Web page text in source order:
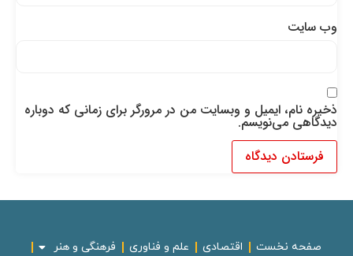
وب‌ سایت
ذخیره نام، ایمیل و وبسایت من در مرورگر برای زمانی که دوباره
دیدگاهی می‌نویسم.
صفحه نخست اقتصادی علم و فناوری فرهنگی و هنر